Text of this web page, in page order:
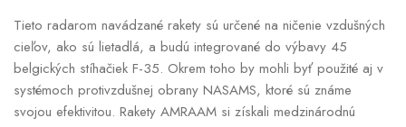
Tieto radarom navádzané rakety sú určené na ničenie vzdušných
cieľov, ako sú lietadlá, a budú integrované do výbavy 45
belgických stíhačiek F-35. Okrem toho by mohli byť použité aj v
systémoch protivzdušnej obrany NASAMS, ktoré sú známe
svojou efektivitou. Rakety AMRAAM si získali medzinárodnú